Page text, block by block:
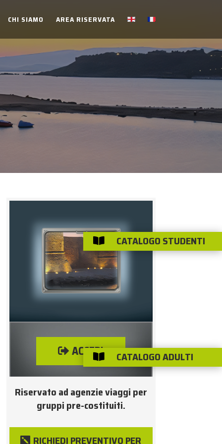
CHI SIAMO AREA RISERVATA
ACCEDI
Riservato ad agenzie viaggi per
gruppi pre-costituiti.
RICHIEDI PREVENTIVO PER
 CATALOGO STUDENTI
 CATALOGO ADULTI